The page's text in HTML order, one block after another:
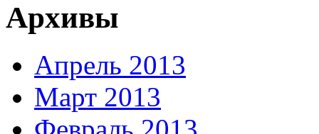
Архивы
Апрель 2013
Март 2013